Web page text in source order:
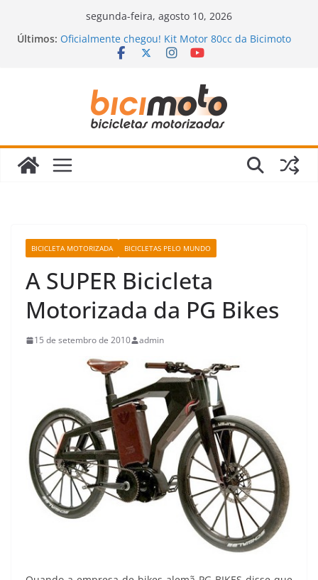
segunda-feira, agosto 10, 2026
Últimos: Oficialmente chegou! Kit Motor 80cc da Bicimoto
Bicimoto na Chuva? Dicas para andar com
segurança
Bicicleta Motorizada: Vale a Pena Mesmo?
Revisão da Bicicleta Motorizada 2 Tempos:
Quando Fazer e Quais Itens Verificar?
BICICLETA MOTORIZADA BICICLETAS PELO MUNDO
A SUPER Bicicleta
Motorizada da PG Bikes
15 de setembro de 2010 admin